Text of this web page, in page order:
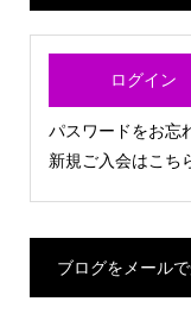
ログイン
パスワードをお忘
新規ご入会はこち
ブログをメール